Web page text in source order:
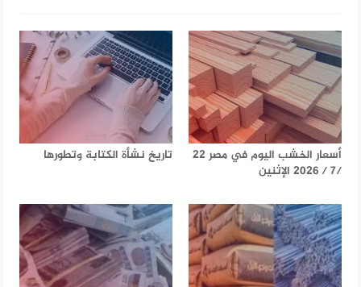
أسعار الخشب اليوم في مصر 22
/7 / 2026 الإثنين
تاريخ نشأة الكتابة وتطورها